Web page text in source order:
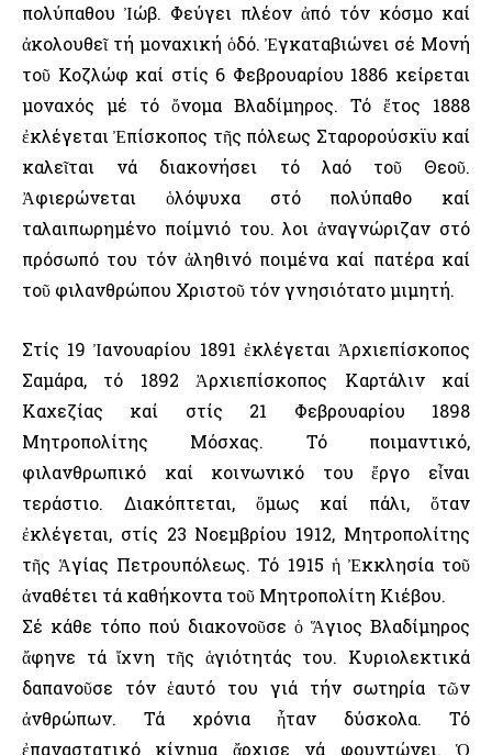
πολύπαθου Ἰώβ. Φεύγει πλέον ἀπό τόν κόσμο καί
ἀκολουθεῖ τή μοναχική ὁδό. Ἐγκαταβιώνει σέ Μονή
τοῦ Κοζλώφ καί στίς 6 Φεβρουαρίου 1886 κείρεται
μοναχός μέ τό ὄνομα Βλαδίμηρος. Τό ἔτος 1888
ἐκλέγεται Ἐπίσκοπος τῆς πόλεως Σταρορούσκϊυ καί
καλεῖται νά διακονήσει τό λαό τοῦ Θεοῦ.
Ἀφιερώνεται ὁλόψυχα στό πολύπαθο καί
ταλαιπωρημένο ποίμνιό του. Ὅλοι ἀναγνώριζαν στό
πρόσωπό του τόν ἀληθινό ποιμένα καί πατέρα καί
τοῦ φιλανθρώπου Χριστοῦ τόν γνησιότατο μιμητή.
Στίς 19 Ἰανουαρίου 1891 ἐκλέγεται Ἀρχιεπίσκοπος
Σαμάρα, τό 1892 Ἀρχιεπίσκοπος Καρτάλιν καί
Καχεζίας καί στίς 21 Φεβρουαρίου 1898
Μητροπολίτης Μόσχας. Τό ποιμαντικό,
φιλανθρωπικό καί κοινωνικό του ἔργο εἶναι
τεράστιο. Διακόπτεται, ὅμως καί πάλι, ὅταν
ἐκλέγεται, στίς 23 Νοεμβρίου 1912, Μητροπολίτης
τῆς Ἁγίας Πετρουπόλεως. Τό 1915 ἡ Ἐκκλησία τοῦ
ἀναθέτει τά καθήκοντα τοῦ Μητροπολίτη Κιέβου.
Σέ κάθε τόπο πού διακονοῦσε ὁ Ἅγιος Βλαδίμηρος
ἄφηνε τά ἴχνη τῆς ἁγιότητάς του. Κυριολεκτικά
δαπανοῦσε τόν ἑαυτό του γιά τήν σωτηρία τῶν
ἀνθρώπων. Τά χρόνια ἦταν δύσκολα. Τό
ἐπαναστατικό κίνημα ἄρχισε νά φουντώνει. Ὁ